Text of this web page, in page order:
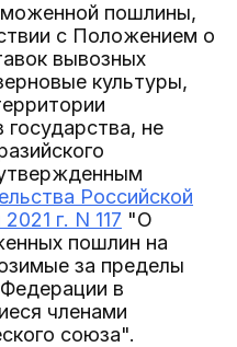
пошлины,
с Положением о
вывозных
культуры,
не
Российской
г. N 117 "О
пошлин на
за пределы
в
членами
союза".